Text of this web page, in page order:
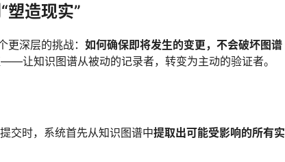
塑造现实”
更深层的挑战： 如何确保即将发生的变更，不会破坏图谱
让知识图谱从被动的记录者，转变为主动的验证者。
交时，系统首先从知识图谱中提取出可能受影响的所有实